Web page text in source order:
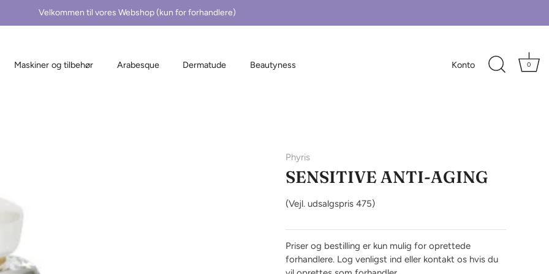
Velkommen til vores Webshop (kun for forhandlere)
Maskiner og tilbehør Arabesque Dermatude Beautyness Konto 0
Phyris
SENSITIVE ANTI-AGING
(Vejl. udsalgspris 475)
Priser og bestilling er kun mulig for oprettede
forhandlere. Log venligst ind eller kontakt os hvis du